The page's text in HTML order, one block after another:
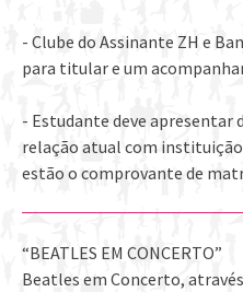
- Clube do Assinante ZH e
para titular e um
- Estudante deve
relação atual com
estão o comprovante de
“BEATLES EM CONCERTO”
Beatles em Concerto,